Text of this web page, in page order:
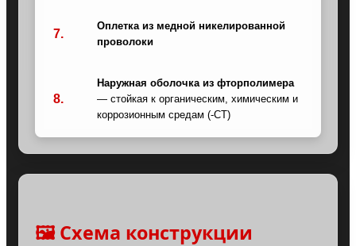
7.
Оплетка из медной никелированной
проволоки
8.
Наружная оболочка из фторполимера
— стойкая к органическим, химическим и
коррозионным средам (-CT)
🖼️ Схема конструкции